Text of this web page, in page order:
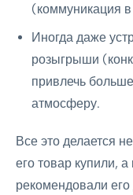
(коммуникация
Иногда даже
розыгрыши
привлечь
атмосферу.
Все это делается
его товар купили,
рекомендовали его